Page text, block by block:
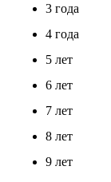
3 года
4 года
5 лет
6 лет
7 лет
8 лет
9 лет